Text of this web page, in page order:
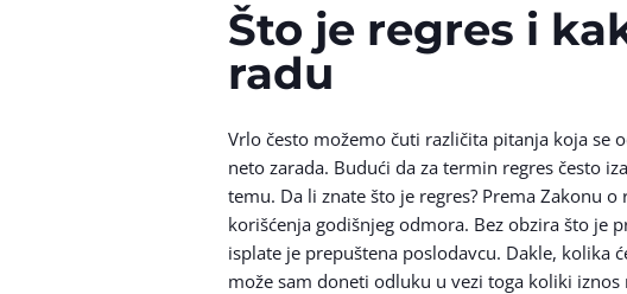
Što je regres i
radu
Vrlo često možemo čuti različita pitanja koja se
neto zarada. Budući da za termin regres često
temu. Da li znate što je regres? Prema Zakonu
korišćenja godišnjeg odmora. Bez obzira što je
isplate je prepuštena poslodavcu. Dakle, kolika
može sam doneti odluku u vezi toga koliki